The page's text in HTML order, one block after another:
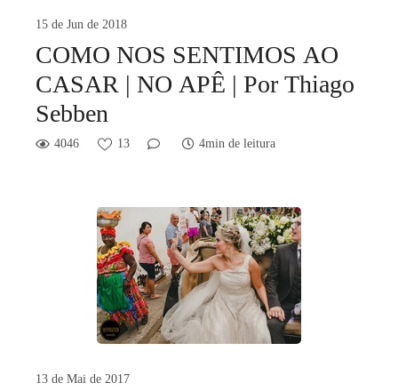
15 de Jun de 2018
COMO NOS SENTIMOS AO
CASAR | NO APÊ | Por Thiago
Sebben
4046 13 4min de leitura
13 de Mai de 2017